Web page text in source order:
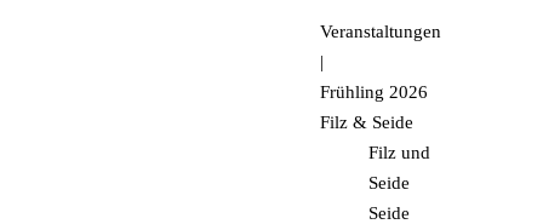
Veranstaltungen
|
Frühling 2026
Filz & Seide
Filz und
Seide
Seide